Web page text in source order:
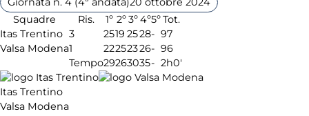
Squadre
Ris. 1º 2º3º4º5ºTot.
Itas Trentino 3 2519 2528- 97
Valsa Modena1 22252326- 96
Tempo29263035- 2h0'
Itas Trentino
Valsa Modena